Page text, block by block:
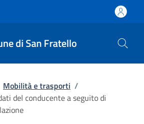
di San Fratello
Mobilità e trasporti /
del conducente a seguito di